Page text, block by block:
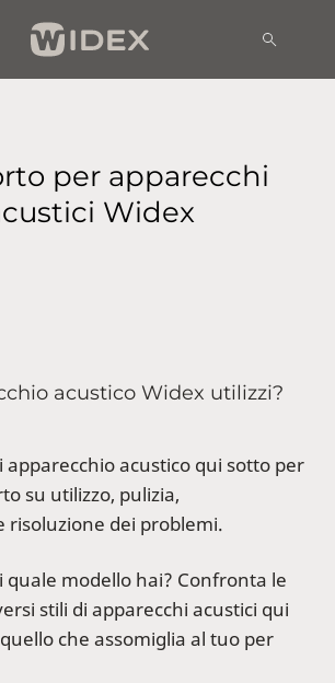
per apparecchi
Widex
acustico Widex utilizzi?
apparecchio acustico qui sotto per
su utilizzo, pulizia,
risoluzione dei problemi.
quale modello hai? Confronta le
stili di apparecchi acustici qui
che assomiglia al tuo per